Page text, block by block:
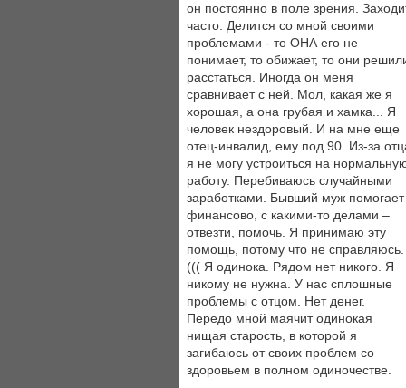
он постоянно в поле зрения.
часто. Делится со мной своими
проблемами - то ОНА его не
понимает, то обижает, то они
расстаться. Иногда он меня
сравнивает с ней. Мол, какая же я
хорошая, а она грубая и хамка... Я
человек нездоровый. И на мне еще
отец-инвалид, ему под 90. Из-за
я не могу устроиться на
работу. Перебиваюсь случайными
заработками. Бывший муж помогает
финансово, с какими-то делами –
отвезти, помочь. Я принимаю эту
помощь, потому что не справляюсь.
((( Я одинока. Рядом нет никого. Я
никому не нужна. У нас сплошные
проблемы с отцом. Нет денег.
Передо мной маячит одинокая
нищая старость, в которой я
загибаюсь от своих проблем со
здоровьем в полном одиночестве.